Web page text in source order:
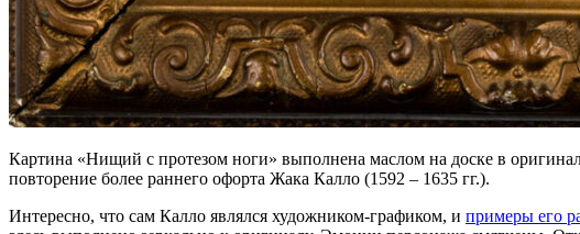
Картина «Нищий с протезом ноги» выполнена маслом на доске в
повторение более раннего офорта Жака Калло (1592 – 1635 гг.).
Интересно, что сам Калло являлся художником-графиком, и примеры его